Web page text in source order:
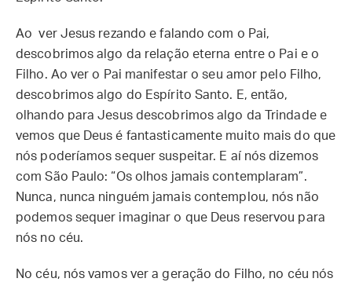
Ao ver Jesus rezando e falando com o Pai,
descobrimos algo da relação eterna entre o Pai e o
Filho. Ao ver o Pai manifestar o seu amor pelo Filho,
descobrimos algo do Espírito Santo. E, então,
olhando para Jesus descobrimos algo da Trindade e
vemos que Deus é fantasticamente muito mais do que
nós poderíamos sequer suspeitar. E aí nós dizemos
com São Paulo: “Os olhos jamais contemplaram”.
Nunca, nunca ninguém jamais contemplou, nós não
podemos sequer imaginar o que Deus reservou para
nós no céu.
No céu, nós vamos ver a geração do Filho, no céu nós